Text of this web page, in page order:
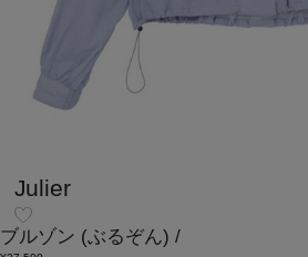
Julier
ブルゾン (ぶるぞん) /